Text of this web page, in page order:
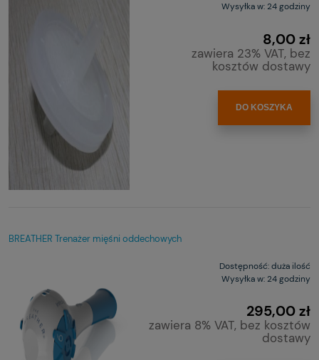
Wysyłka w:24 godziny
8,00 zł
zawiera 23% VAT, bez
kosztów dostawy
DO KOSZYKA
BREATHER Trenażer mięśni oddechowych
Dostępność:duża ilość
Wysyłka w:24 godziny
295,00 zł
zawiera 8% VAT, bez kosztów
dostawy